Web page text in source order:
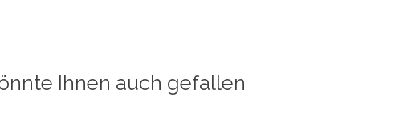
Ihnen auch gefallen